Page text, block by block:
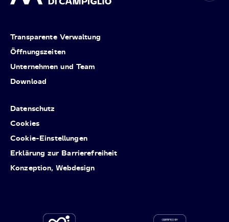
Transparente Verwaltung
Öffnungszeiten
Unternehmen und Team
Download
Datenschutz
Cookies
Cookie-Einstellungen
Erklärung zur Barrierefreiheit
Konzeption, Webdesign